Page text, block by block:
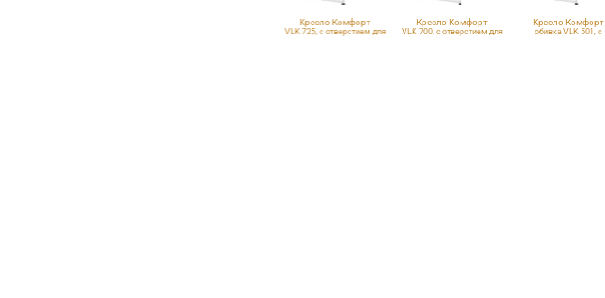
Кресло Комфорт
VLK 725, с отверстием для
Кресло Комфорт
VLK 700, с отверстием для
Кресло Комфорт
обивка VLK 501, с